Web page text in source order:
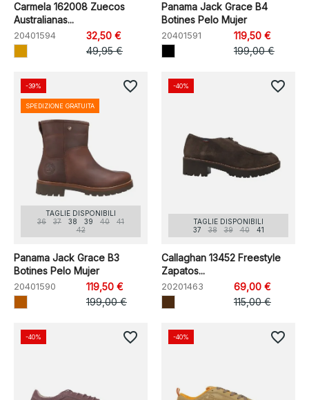
Carmela 162008 Zuecos
Australianas...
20401594
32,50 €
49,95 €
Panama Jack Grace B4
Botines Pelo Mujer
20401591
119,50 €
199,00 €
TAGLIE DISPONIBILI
36
37 38 39 40
41
42
Panama Jack Grace B3
Botines Pelo Mujer
20401590
119,50 €
199,00 €
-39%
SPEDIZIONE GRATUITA
favorite_border
TAGLIE DISPONIBILI
37
38 39 40 41
Callaghan 13452 Freestyle
Zapatos...
20201463
69,00 €
115,00 €
-40% favorite_border
-40% favorite_border -40% favorite_border